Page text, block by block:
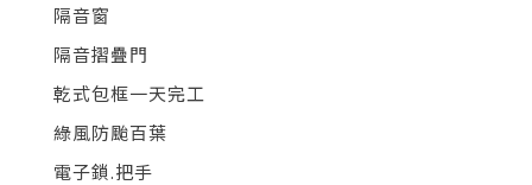
隔音窗
隔音摺疊門
乾式包框一天完工
綠風防颱百葉
電子鎖.把手